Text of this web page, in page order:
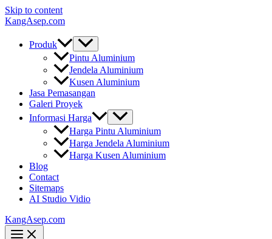
Skip to content
KangAsep.com
Produk
Pintu Aluminium
Jendela Aluminium
Kusen Aluminium
Jasa Pemasangan
Galeri Proyek
Informasi Harga
Harga Pintu Aluminium
Harga Jendela Aluminium
Harga Kusen Aluminium
Blog
Contact
Sitemaps
AI Studio Vidio
KangAsep.com